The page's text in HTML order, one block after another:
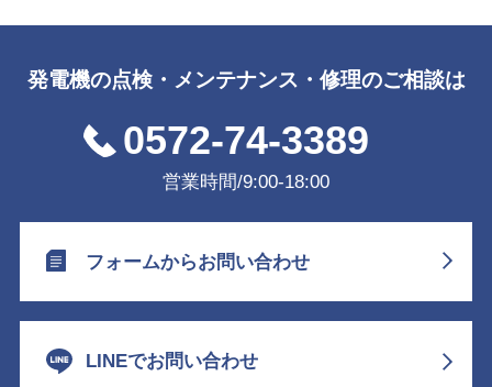
発電機の点検・メンテナンス・修理のご相談は
0572-74-3389
営業時間/9:00-18:00
フォームからお問い合わせ
LINEでお問い合わせ